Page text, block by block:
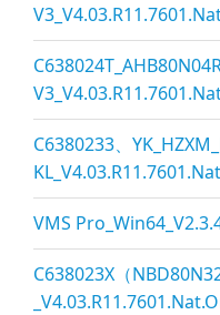
C6380233、
VMS
C638023X（